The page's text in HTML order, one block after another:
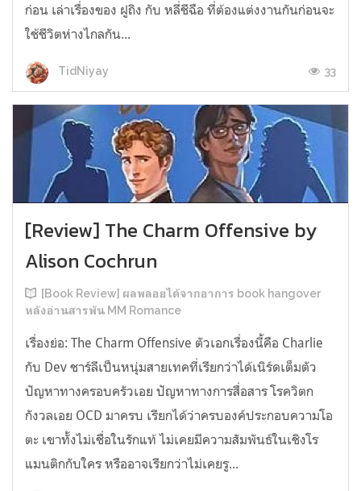
ก่อน เล่าเรื่องของ ฝูถิง กับ หลี่ชีฉือ ที่ต้องแต่งงานกันก่อนจะ
ใช้ชีวิตห่างไกลกัน...
TidNiyay 33
[Review] The Charm Offensive by
Alison Cochrun
[Book Review] ผลพลอยได้จากอาการ book hangover
หลังอ่านสารพัน MM Romance
เรื่องย่อ: The Charm Offensive ตัวเอกเรื่องนี้คือ Charlie
กับ Dev ชาร์ลีเป็นหนุ่มสายเทคที่เรียกว่าได้เนิร์ดเต็มตัว
ปัญหาทางครอบครัวเอย ปัญหาทางการสื่อสาร โรควิตก
กังวลเอย OCD มาครบ เรียกได้ว่าครบองค์ประกอบความโอ
ตะ เขาทั้งไม่เชื่อในรักแท้ ไม่เคยมีความสัมพันธ์ในเชิงโร
แมนติกกับใคร หรืออาจเรียกว่าไม่เคยรู...